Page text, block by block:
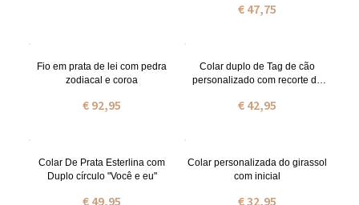
casal em prata de lei.
€ 47,75
Fio em prata de lei com pedra
zodiacal e coroa
€ 92,95
Colar duplo de Tag de cão
personalizado com recorte de
€ 42,95
Colar De Prata Esterlina com
Duplo círculo "Você e eu"
€ 49,95
Colar personalizada do girassol
com inicial
€ 32,95